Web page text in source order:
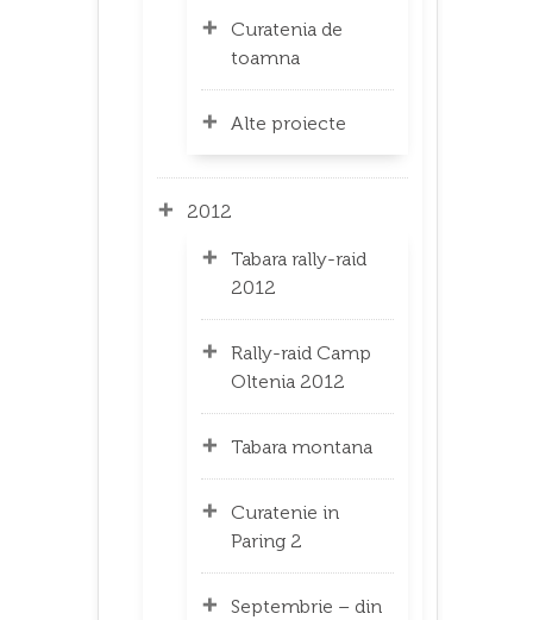
Curatenia de
toamna
Alte proiecte
2012
Tabara rally-raid
2012
Rally-raid Camp
Oltenia 2012
Tabara montana
Curatenie in
Paring 2
Septembrie – din